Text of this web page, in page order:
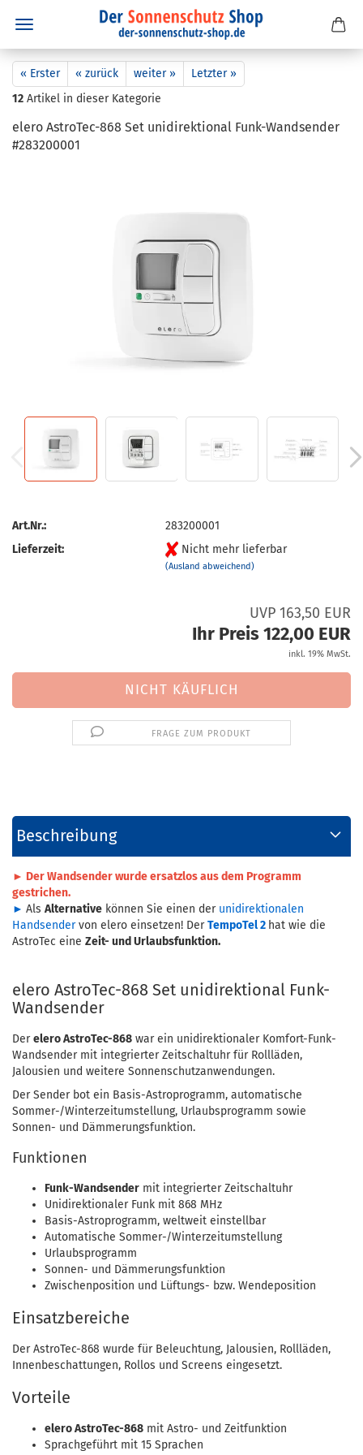
« Erster « zurück weiter »
Letzter »
12 Artikel in dieser Kategorie
elero AstroTec-​868 Set uni­di­rek­tio­nal Funk-​Wandsender
#283200001
Art.Nr.:
283200001
Lieferzeit:
Nicht mehr lieferbar
(Ausland abweichend)
UVP 163,50 EUR
Ihr Preis 122,00 EUR
inkl. 19% MwSt.
FRAGE ZUM PRODUKT
Beschreibung
► Der Wandsender wurde ersatzlos aus dem Programm
gestrichen.
► Als Alternative können Sie einen der unidirektionalen
Handsender von elero einsetzen! DerTempoTel 2 hat wie die
AstroTec eine Zeit- und Urlaubsfunktion.
elero AstroTec-868 Set unidirektional Funk-
Wandsender
Derelero AstroTec-868 war ein unidirektionaler Komfort-Funk-
Wandsender mit integrierter Zeitschaltuhr für Rollläden,
Jalousien und weitere Sonnenschutzanwendungen.
Der Sender bot ein Basis-Astroprogramm, automatische
Sommer-/Winterzeitumstellung, Urlaubsprogramm sowie
Sonnen- und Dämmerungsfunktion.
Funktionen
Funk-Wandsender mit integrierter Zeitschaltuhr
Unidirektionaler Funk mit 868 MHz
Basis-Astroprogramm, weltweit einstellbar
Automatische Sommer-/Winterzeitumstellung
Urlaubsprogramm
Sonnen- und Dämmerungsfunktion
Zwischenposition und Lüftungs- bzw. Wendeposition
Einsatzbereiche
Der AstroTec-868 wurde für Beleuchtung, Jalousien, Rollläden,
Innenbeschattungen, Rollos und Screens eingesetzt.
Vorteile
elero AstroTec-868 mit Astro- und Zeitfunktion
Sprachgeführt mit 15 Sprachen